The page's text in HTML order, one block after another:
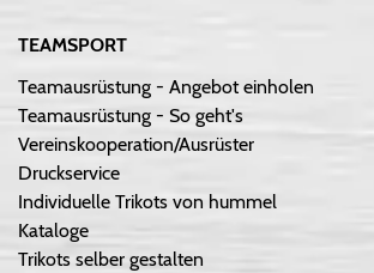
TEAMSPORT
Teamausrüstung - Angebot einholen
Teamausrüstung - So geht's
Vereinskooperation/Ausrüster
Druckservice
Individuelle Trikots von hummel
Kataloge
Trikots selber gestalten